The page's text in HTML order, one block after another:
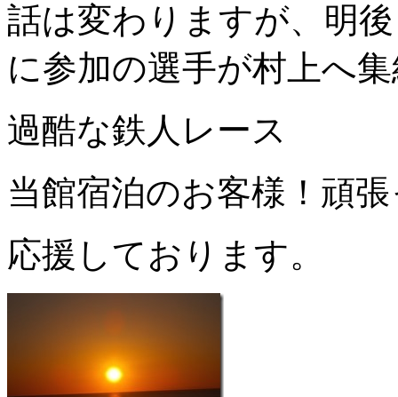
話は変わりますが、明
に参加の選手が村上へ
過酷な鉄人レース
当館宿泊のお客様！頑
応援しております。